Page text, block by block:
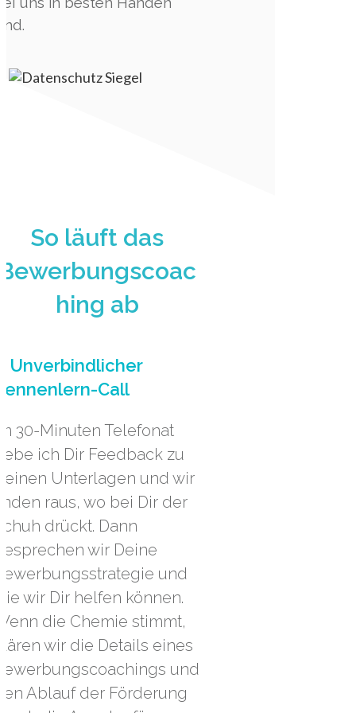
So läuft das
hing ab
Unverbindlicher
Call
30-Minuten Telefonat
ich Dir Feedback zu
Unterlagen und wir
raus, wo bei Dir der
drückt. Dann
wir Deine
und
wir Dir helfen können.
die Chemie stimmt,
wir die Details eines
und
Ablauf der Förderung